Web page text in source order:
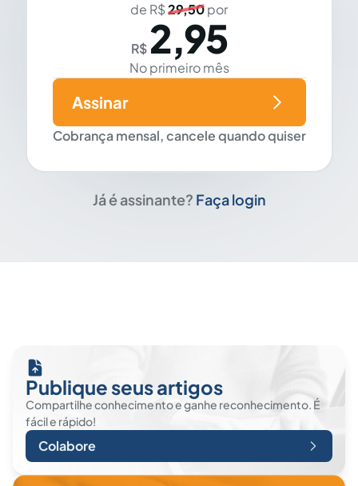
de R$29,50por
R$ 2,95
No primeiro mês
Cobrança mensal, cancele quando quiser
Assinar
Já é assinante? Faça login
Publique seus artigos
Compartilhe conhecimento e ganhe reconhecimento. É
fácil e rápido!
Colabore